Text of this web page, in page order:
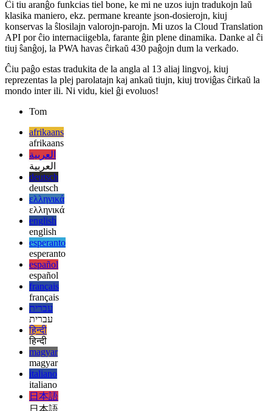
maksimume ĉiu 4 horoj por difinita retejo
la tradukoj mem unue estas ŝarĝitaj de Firestore; nur se estas
nenio havebla, la kordoj tradukiĝas + kaŝmemore en Firestore
Ĉi tiu aranĝo funkcias tiel bone, ke mi ne uzos iujn tradukojn laŭ
konservas la ŝlosilajn valorojn-parojn. Mi uzos la Cloud Translation
API por ĉio internaciigebla, farante ĝin plene dinamika. Danke al ĉi
tiuj ŝanĝoj, la PWA havas ĉirkaŭ 430 paĝojn dum la verkado.
Ĉiu paĝo estas tradukita de la angla al 13 aliaj lingvoj, kiuj
mondo inter ili. Ni vidu, kiel ĝi evoluos!
Tom
afrikaans
afrikaans
العربية
العربية
deutsch
deutsch
ελληνικά
ελληνικά
english
english
esperanto
esperanto
español
español
français
français
עברית
עברית
हिन्दी
हिन्दी
magyar
magyar